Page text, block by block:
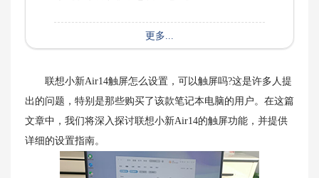
更多...
联想小新Air14触屏怎么设置，可以触屏吗?这是许多人提
出的问题，特别是那些购买了该款笔记本电脑的用户。在这篇
文章中，我们将深入探讨联想小新Air14的触屏功能，并提供
详细的设置指南。